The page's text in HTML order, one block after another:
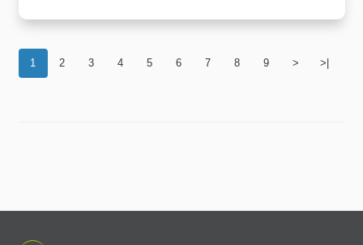
1 2 3 4 5 6 7 8 9 > >|